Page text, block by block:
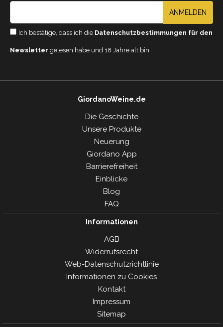
ANMELDEN
Ich bestätige, dass ich die Datenschutzbestimmungen für den
Newsletter gelesen habe und 18 Jahre alt bin
GiordanoWeine.de
Die Geschichte
Unsere Produkte
Neuerung
Giordano App
Barrierefreiheit
Einblicke
Blog
FAQ
Informationen
AGB
Widerrufsrecht
Web-Datenschutzrichtlinie
Informationen zu Cookies
Kontakt
Impressum
Sitemap